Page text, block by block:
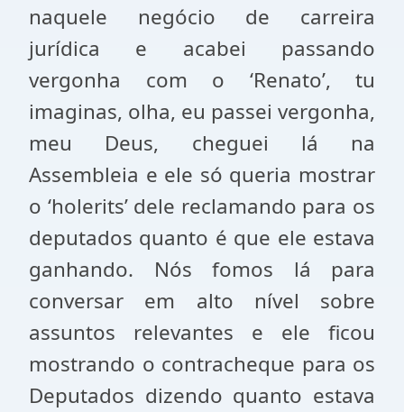
naquele negócio de carreira
jurídica e acabei passando
vergonha com o ‘Renato’, tu
imaginas, olha, eu passei vergonha,
meu Deus, cheguei lá na
Assembleia e ele só queria mostrar
o ‘holerits’ dele reclamando para os
deputados quanto é que ele estava
ganhando. Nós fomos lá para
conversar em alto nível sobre
assuntos relevantes e ele ficou
mostrando o contracheque para os
Deputados dizendo quanto estava